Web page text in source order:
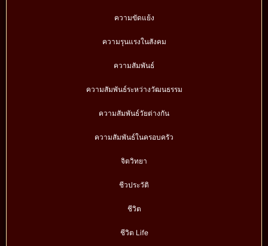
ความขัดแย้ง
ความรุนแรงในสังคม
ความสัมพันธ์
ความสัมพันธ์ระหว่างวัฒนธรรม
ความสัมพันธ์วัยต่างกัน
ความสัมพันธ์ในครอบครัว
จิตวิทยา
ชีวประวัติ
ชีวิต
ชีวิต Life